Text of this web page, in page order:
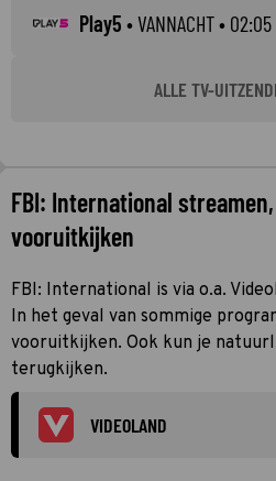
Play5 •VANNACHT•
ALLE TV-
FBI: International
vooruitkijken
FBI: International is via o.a.
In het geval van sommige
vooruitkijken. Ook kun je
terugkijken.
VIDEOLAND